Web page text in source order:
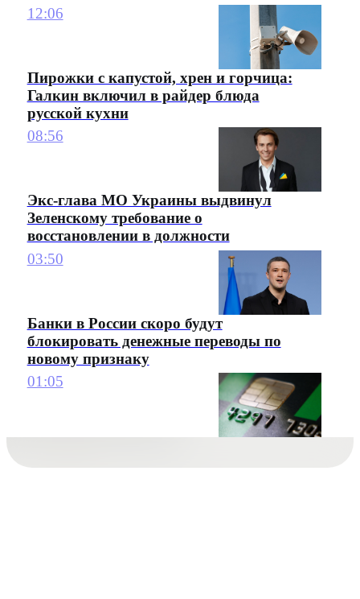
12:06
Пирожки с капустой, хрен и горчица:
Галкин включил в райдер блюда
русской кухни
08:56
Экс-глава МО Украины выдвинул
Зеленскому требование о
восстановлении в должности
03:50
Банки в России скоро будут
блокировать денежные переводы по
новому признаку
01:05